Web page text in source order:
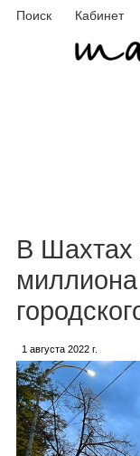
Поиск Кабинет
В Шахтах
1 августа 2022 г.